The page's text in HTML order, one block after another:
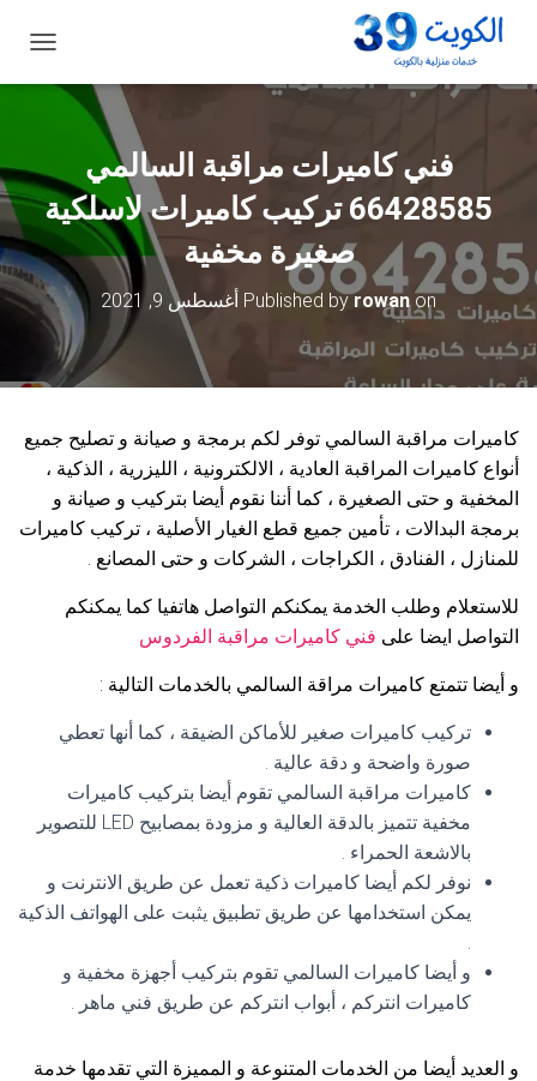
ب
ا
ل
ن
ق
ل
فني كاميرات مراقبة السالمي
66428585 تركيب كاميرات لاسلكية
صغيرة مخفية
Published byrowanon أغسطس 9, 2021
كاميرات مراقبة السالمي توفر لكم برمجة و صيانة و تصليح جميع
أنواع كاميرات المراقبة العادية ، الالكترونية ، الليزرية ، الذكية ،
المخفية و حتى الصغيرة ، كما أننا نقوم أيضا بتركيب و صيانة و
برمجة البدالات ، تأمين جميع قطع الغيار الأصلية ، تركيب كاميرات
للمنازل ، الفنادق ، الكراجات ، الشركات و حتى المصانع .
للاستعلام وطلب الخدمة يمكنكم التواصل هاتفيا كما يمكنكم
التواصل ايضا على فني كاميرات مراقبة الفردوس
و أيضا تتمتع كاميرات مراقة السالمي بالخدمات التالية :
تركيب كاميرات صغير للأماكن الضيقة ، كما أنها تعطي
صورة واضحة و دقة عالية .
كاميرات مراقبة السالمي تقوم أيضا بتركيب كاميرات
مخفية تتميز بالدقة العالية و مزودة بمصابيح LED للتصوير
بالاشعة الحمراء .
نوفر لكم أيضا كاميرات ذكية تعمل عن طريق الانترنت و
يمكن استخدامها عن طريق تطبيق يثبت على الهواتف الذكية
.
و أيضا كاميرات السالمي تقوم بتركيب أجهزة مخفية و
كاميرات انتركم ، أبواب انتركم عن طريق فني ماهر .
و العديد أيضا من الخدمات المتنوعة و المميزة التي تقدمها خدمة